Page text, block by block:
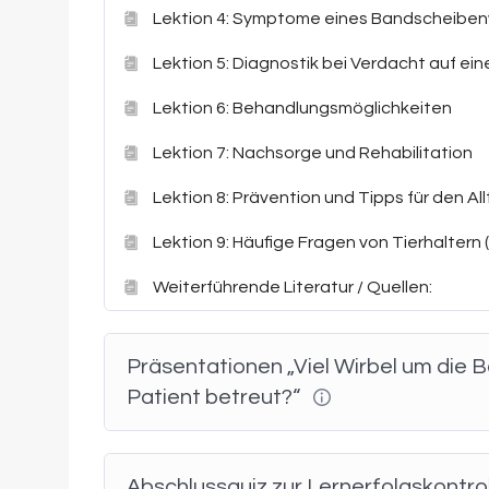
Deine Vorteile auf einen Blick
Fundiertes Wissen zu
Klare Einordnung von Symptomen,
Spezifische Unterschiede zwischen Hund und
Praktische Tipps für Alltag,
Flexibler Online-Zugang mit Präsentationen,
Dieses Modul ergänzt optimalweitere Kurse zu
Lektion 4: Symptome eines
Lektion 5: Diagnostik bei Verdacht auf
Lektion 6: Behandlungsmöglichkeiten
Lektion 7: Nachsorge und Rehabilitation
Lektion 8: Prävention und Tipps für den
Lektion 9: Häufige Fragen von Tierhaltern
Weiterführende Literatur / Quellen:
Präsentationen „Viel Wirbel um die
Patient betreut?“